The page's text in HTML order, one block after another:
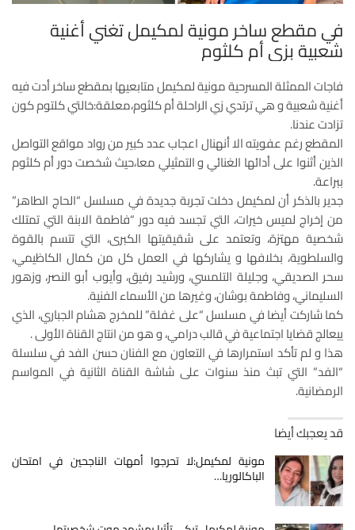
في مقطع ساخر مونية لمكيمل تغني أغنية
شعبية بزي أم كلثوم
فاجات الممثلة المسرحية مونية لمكيمل متابعيها بمقطع ساخر أدت فيه
أغنية شعبية و هي ترتدي زي الراحلة أم كلثوم،معلقة:خالتي كلتوم كون
تزادت عندنا.
المقطع رغم عفويته الا أنهنال اعجاب عدد كبير من رواد مواقع التواصل
الذين أثنوا على أدائها الغنائي و التمثيلي معا،حيث شخصت دور أم كلثوم
ببراعة.
جدير بالذكر أن لمكيمل دخلت تجربة جديدة في مسلسل “الحاج الطاهر”
من إخراج لميس خيرات، التي تجسد فيه دور “فاطمة الابنة التي تمتلك
شخصية مهتزة، وتعتمد على شقيقيتها الكبرى، التي تتسم بالقوة
والسلطوية، بخلافها و يشاركها في العمل كل من كمال الكاظيمي،
سحر الصديقي، وجليلة التلمسي، ورشيد رفيق، وأيوب أبو النصر، وزهور
السليماني، وفاطمة بوشان، وغيرها من الأسماء الفنية.
كما شاركت أيضا في مسلسل “على غفلة” للمخرج هشام الجباري، الذي
ييعالج قضايا اجتماعية في قالب درامي، و هو من انتاج القناة الأولى .
هذا و لم تأكد استمرارها في التعاون مع الفنان حسن الفد في سلسلة
“الفد” التي تبث منذ سنوات على شاشة القناة الثانية في المواسم
الرمضانية.
قد يعجبك أيضا
مونية لمكيمل:لا تحرجوا أمهات الناجحين في امتحان
الباكالوريا…